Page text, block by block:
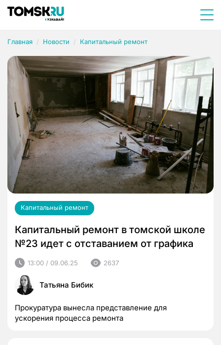
Главная Новости Капитальный ремонт
Капитальный ремонт
Капитальный ремонт в томской школе
№23 идет с отставанием от графика
13:00 / 09.06.25 2637
Татьяна Бибик
Прокуратура вынесла представление для
ускорения процесса ремонта